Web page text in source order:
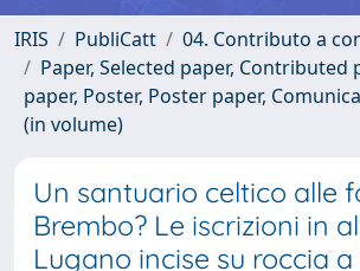
IRIS PubliCatt
04. Contributo a
Paper, Selected paper, Contributed
paper, Poster, Poster paper,
(in volume)
Un santuario celtico alle
Brembo? Le iscrizioni in
Lugano incise su roccia